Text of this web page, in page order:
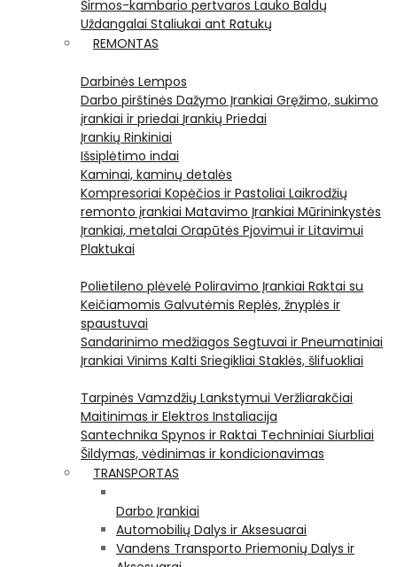
Širmos-kambario pertvaros Lauko Baldų
Uždangalai Staliukai ant Ratukų
REMONTAS
Darbinės Lempos
Darbo pirštinės Dažymo Įrankiai Gręžimo, sukimo
įrankiai ir priedai Įrankių Priedai
Įrankių Rinkiniai
Išsiplėtimo indai
Kaminai, kaminų detalės
Kompresoriai Kopėčios ir Pastoliai Laikrodžių
remonto įrankiai Matavimo Įrankiai Mūrininkystės
Įrankiai, metalai Orapūtės Pjovimui ir Litavimui
Plaktukai
Polietileno plėvelė Poliravimo Įrankiai Raktai su
Keičiamomis Galvutėmis Replės, žnyplės ir
spaustuvai
Sandarinimo medžiagos Segtuvai ir Pneumatiniai
Įrankiai Vinims Kalti Sriegikliai Staklės, šlifuokliai
Tarpinės Vamzdžių Lankstymui Veržliarakčiai
Maitinimas ir Elektros Instaliacija
Santechnika Spynos ir Raktai Techniniai Siurbliai
Šildymas, vėdinimas ir kondicionavimas
TRANSPORTAS
Darbo Įrankiai
Automobilių Dalys ir Aksesuarai
Vandens Transporto Priemonių Dalys ir